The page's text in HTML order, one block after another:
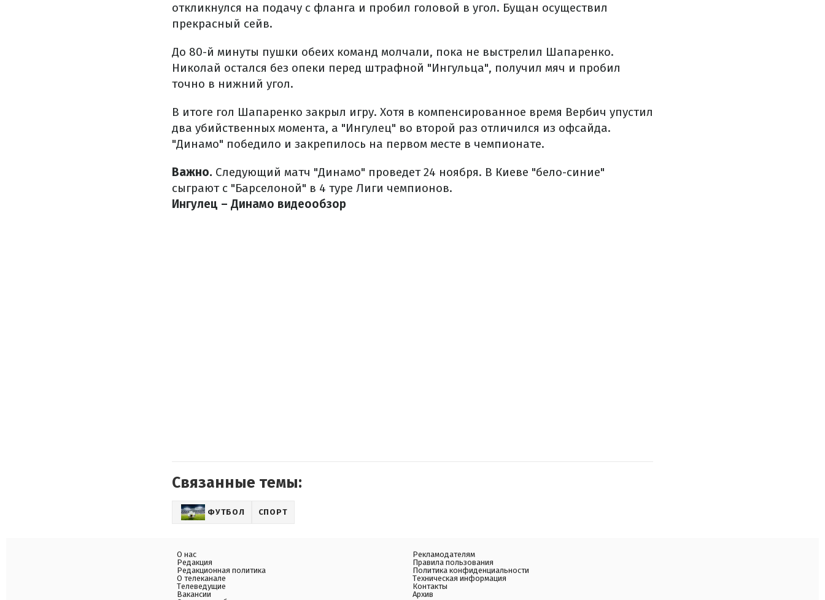
откликнулся на подачу с фланга и пробил головой в угол. Бущан осуществил
прекрасный сейв.
До 80-й минуты пушки обеих команд молчали, пока не выстрелил Шапаренко.
Николай остался без опеки перед штрафной "Ингульца", получил мяч и пробил
точно в нижний угол.
В итоге гол Шапаренко закрыл игру. Хотя в компенсированное время Вербич упустил
два убийственных момента, а "Ингулец" во второй раз отличился из офсайда.
"Динамо" победило и закрепилось на первом месте в чемпионате.
Важно. Следующий матч "Динамо" проведет 24 ноября. В Киеве "бело-синие"
сыграют с "Барселоной" в 4 туре Лиги чемпионов.
Ингулец – Динамо видеообзор
Связанные темы:
ФУТБОЛ СПОРТ
О нас
Редакция
Редакционная политика
О телеканале
Телеведущие
Вакансии
Рекламодателям
Правила пользования
Политика конфиденциальности
Техническая информация
Контакты
Архив